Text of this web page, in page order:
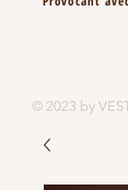
© 2023 by